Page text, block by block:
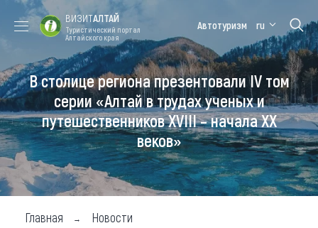
Форум VISIT
ALTAI
Цветение
маральника
Медицинский
форум
Алтайская
зимовка
Туры
Где побывать
Чем заняться
Где остановиться
ВИЗИТАЛТАЙ
Туристический портал
Алтайского края
Автотуризм ru
В столице региона презентовали IV том
серии «Алтай в трудах ученых и
путешественников XVIII – начала XX
веков»
Главная Новости